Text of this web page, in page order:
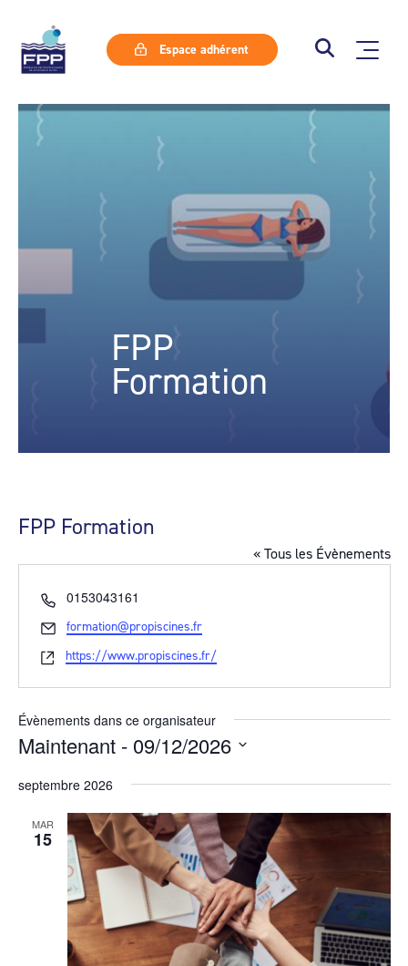
Espace adhérent
FPP
Formation
FPP Formation
« Tous les Évènements
Téléphone
0153043161
Email
formation@propiscines.fr
Site
https://www.propiscines.fr/
Évènements dans ce organisateur
Maintenant - 09/12/2026
une
septembre 2026
MAR
15